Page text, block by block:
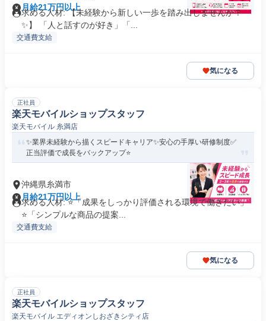
月給21万円以上
求める人材: 【未経験から新しい一歩を踏み出しませんか？
✨】 「人と話すのが好き」「...
交通費支給
気になる
正社員
楽天モバイルショップスタッフ
楽天モバイル 糸満店
✨業界未経験から描くスピードキャリア✨安心の手厚い研修制度✅
正当評価で成長をバックアップ⭐
沖縄県糸満市
月給21万円以上
求める人材: ⭐「成果をしっかり評価される環境で働きたい」
⭐「シンプルな商品の提案...
交通費支給
気になる
正社員
楽天モバイルショップスタッフ
楽天モバイル エディオンしおざきシティ店